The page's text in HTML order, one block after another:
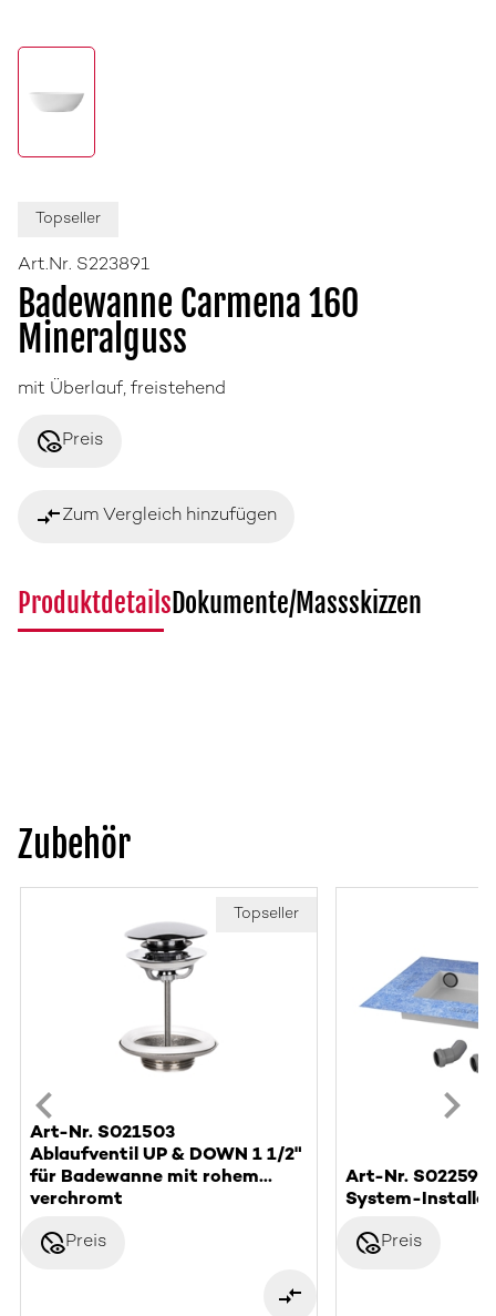
Topseller
Art.Nr. S223891
Badewanne Carmena 160
Mineralguss
mit Überlauf, freistehend
disabled_visiblePreis
compare_arrowsZum Vergleich hinzufügen
ProduktdetailsDokumente/Massskizzen
Zubehör
Topseller
Art-Nr. S021503
Ablaufventil UP & DOWN 1 1/2"
für Badewanne mit rohem
Ventilunterteil
verchromt
disabled_visiblePreis
Art-Nr. S022593
System-
disabled_visiblePreis